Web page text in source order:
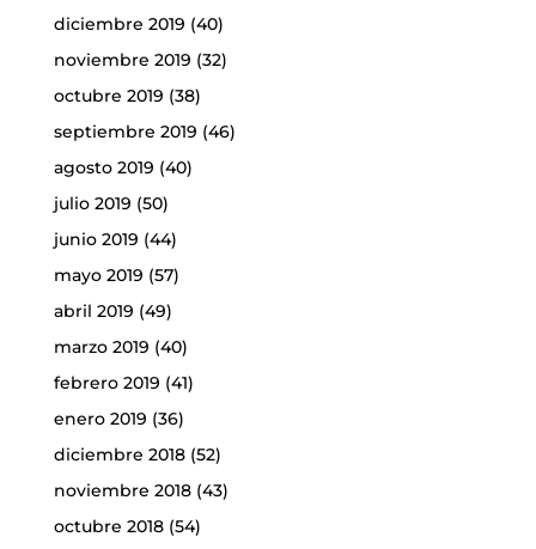
diciembre 2019 (40)
noviembre 2019 (32)
octubre 2019 (38)
septiembre 2019 (46)
agosto 2019 (40)
julio 2019 (50)
junio 2019 (44)
mayo 2019 (57)
abril 2019 (49)
marzo 2019 (40)
febrero 2019 (41)
enero 2019 (36)
diciembre 2018(52)
noviembre 2018(43)
octubre 2018(54)